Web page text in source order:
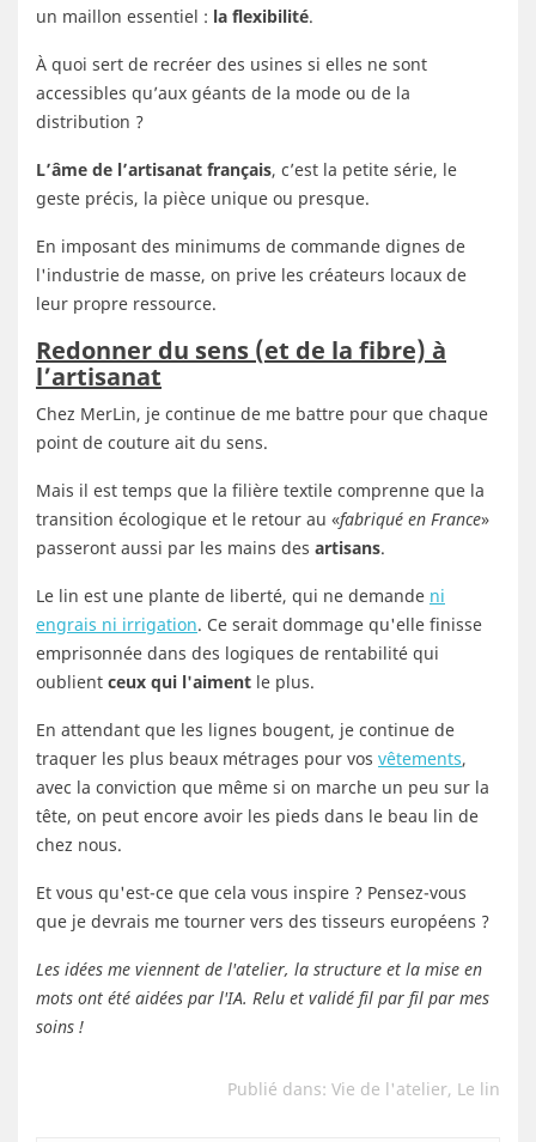
un maillon essentiel : la flexibilité.
À quoi sert de recréer des usines si elles ne sont
accessibles qu’aux géants de la mode ou de la
distribution ?
L’âme de l’artisanat français, c’est la petite série, le
geste précis, la pièce unique ou presque.
En imposant des minimums de commande dignes de
l'industrie de masse, on prive les créateurs locaux de
leur propre ressource.
Redonner du sens (et de la fibre) à
l’artisanat
Chez MerLin, je continue de me battre pour que chaque
point de couture ait du sens.
Mais il est temps que la filière textile comprenne que la
transition écologique et le retour au «fabriqué en France»
passeront aussi par les mains des artisans.
Le lin est une plante de liberté, qui ne demande ni
engrais ni irrigation. Ce serait dommage qu'elle finisse
emprisonnée dans des logiques de rentabilité qui
oublient ceux qui l'aiment le plus.
En attendant que les lignes bougent, je continue de
traquer les plus beaux métrages pour vos vêtements,
avec la conviction que même si on marche un peu sur la
tête, on peut encore avoir les pieds dans le beau lin de
chez nous.
Et vous qu'est-ce que cela vous inspire ? Pensez-vous
que je devrais me tourner vers des tisseurs européens ?
Les idées me viennent de l'atelier, la structure et la mise en
mots ont été aidées par l'IA. Relu et validé fil par fil par mes
soins !
Publié dans: Vie de l'atelier, Le lin